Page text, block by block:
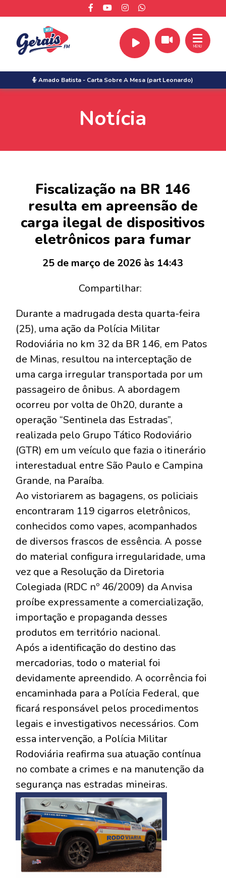
Amado Batista- Carta Sobre A Mesa (part Leonardo)
MENU
Notícia
Fiscalização na BR 146
resulta em apreensão de
carga ilegal de dispositivos
eletrônicos para fumar
25 de março de 2026 às 14:43
Compartilhar:
​Durante a madrugada desta quarta-feira
(25), uma ação da Polícia Militar
Rodoviária no km 32 da BR 146, em Patos
de Minas, resultou na interceptação de
uma carga irregular transportada por um
passageiro de ônibus. A abordagem
ocorreu por volta de 0h20, durante a
operação “Sentinela das Estradas”,
realizada pelo Grupo Tático Rodoviário
(GTR) em um veículo que fazia o itinerário
interestadual entre São Paulo e Campina
Grande, na Paraíba.
​Ao vistoriarem as bagagens, os policiais
encontraram 119 cigarros eletrônicos,
conhecidos como vapes, acompanhados
de diversos frascos de essência. A posse
do material configura irregularidade, uma
vez que a Resolução da Diretoria
Colegiada (RDC nº 46/2009) da Anvisa
proíbe expressamente a comercialização,
importação e propaganda desses
produtos em território nacional.
​Após a identificação do destino das
mercadorias, todo o material foi
devidamente apreendido. A ocorrência foi
encaminhada para a Polícia Federal, que
ficará responsável pelos procedimentos
legais e investigativos necessários. Com
essa intervenção, a Polícia Militar
Rodoviária reafirma sua atuação contínua
no combate a crimes e na manutenção da
segurança nas estradas mineiras.